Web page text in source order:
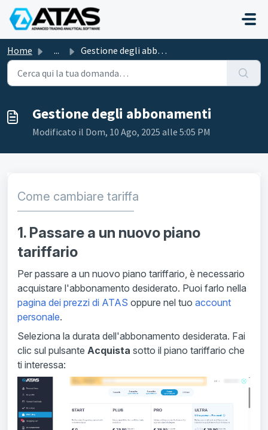
Salta al contenuto principale
Home ... Gestione degli abbonamenti
Gestione degli abbonamenti
Modificato il Dom, 10 Ago, 2025 alle 5:05 PM
Come cambiare tariffa
1. Passare a un nuovo piano
tariffario
Per passare a un nuovo piano tariffario, è necessario
acquistare l'abbonamento desiderato. Puoi farlo nella
pagina dei prezzi di ATAS oppure nel tuo account
personale.
Seleziona la durata dell'abbonamento desiderata. Fai
clic sul pulsante Acquista sotto il piano tariffario che
ti interessa: